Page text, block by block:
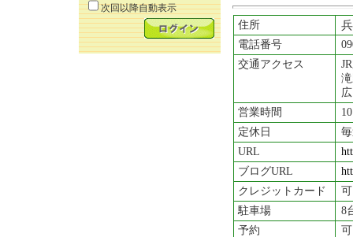
次回以降自動表示
住所
電話番号
交通アクセス
営業時間
定休日
URL
ブログURL
クレジットカード
可
駐車場
8
予約
可